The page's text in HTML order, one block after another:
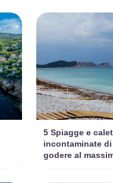
5 Spiagge e
incontaminate
godere al